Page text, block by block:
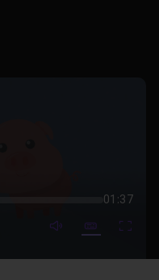
01:37
mute video
Subtitles